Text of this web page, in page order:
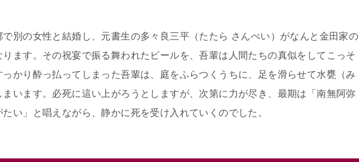
別の女性と結婚し、元書生の多々良三平（たたら さんぺい）がなんと金田家の
ます。その祝宴で振る舞われたビールを、吾輩は人間たちの真似をしてこっそ
っかり酔っ払ってしまった吾輩は、庭をふらつくうちに、足を滑らせて水甕（み
います。必死に這い上がろうとしますが、次第に力が尽き、最期は「南無阿弥
い」と唱えながら、静かに死を受け入れていくのでした。